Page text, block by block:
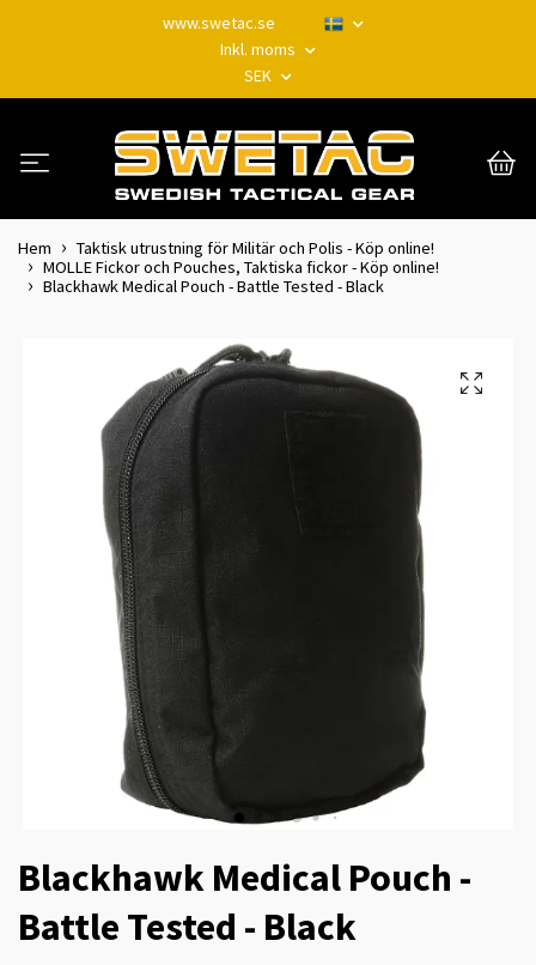
www.swetac.se
Inkl. moms
SEK
Hem
Taktisk utrustning för Militär och Polis - Köp online!
MOLLE Fickor och Pouches, Taktiska fickor - Köp online!
Blackhawk Medical Pouch - Battle Tested - Black
Blackhawk Medical Pouch -
Battle Tested - Black